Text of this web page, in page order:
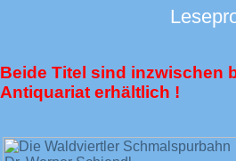
Beide Titel sind inzwischen
Antiquariat erhältlich !